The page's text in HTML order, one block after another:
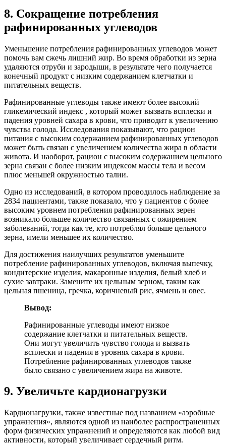
8. Сокращение потребления
рафинированных углеводов
Уменьшение потребления рафинированных углеводов может
помочь вам сжечь лишний жир. Во время обработки из зерна
удаляются отруби и зародыши, в результате чего получается
конечный продукт с низким содержанием клетчатки и
питательных веществ.
Рафинированные углеводы также имеют более высокий
гликемический индекс , который может вызвать всплески и
падения уровней сахара в крови, что приводит к увеличению
чувства голода. Исследования показывают, что рацион
питания с высоким содержанием рафинированных углеводов
может быть связан с увеличением количества жира в области
живота. И наоборот, рацион с высоким содержанием цельного
зерна связан с более низким индексом массы тела и весом
плюс меньшей окружностью талии.
Одно из исследований, в котором проводилось наблюдение за
2834 пациентами, также показало, что у пациентов с более
высоким уровнем потребления рафинированных зерен
возникало большее количество связанных с ожирением
заболеваний, тогда как те, кто потреблял больше цельного
зерна, имели меньшее их количество.
Для достижения наилучших результатов уменьшите
потребление рафинированных углеводов, включая выпечку,
кондитерские изделия, макаронные изделия, белый хлеб и
сухие завтраки. Замените их цельным зерном, таким как
цельная пшеница, гречка, коричневый рис, ячмень и овес.
Вывод:
Рафинированные углеводы имеют низкое
содержание клетчатки и питательных веществ.
Они могут увеличить чувство голода и вызвать
всплески и падения в уровнях сахара в крови.
Потребление рафинированных углеводов также
было связано с увеличением жира на животе.
9. Увеличьте кардионагрузки
Кардионагрузки, также известные под названием «аэробные
упражнения», являются одной из наиболее распространенных
форм физических упражнений и определяются как любой вид
активности, который увеличивает сердечный ритм.